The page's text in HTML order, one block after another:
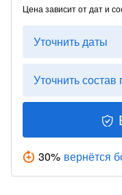
Цена зависит от дат и
Уточнить даты
Уточнить состав
30% вернётся